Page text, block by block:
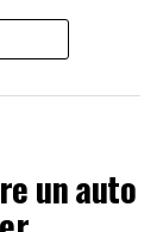
un auto